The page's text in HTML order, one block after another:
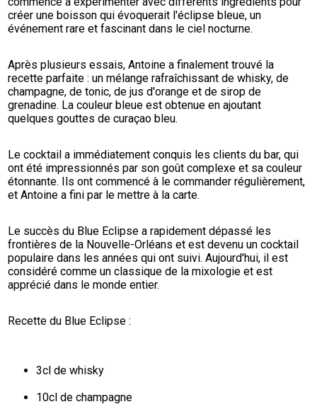
créer une boisson qui évoquerait l'éclipse bleue, un
événement rare et fascinant dans le ciel nocturne.
Après plusieurs essais, Antoine a finalement trouvé la
recette parfaite : un mélange rafraîchissant de whisky, de
champagne, de tonic, de jus d'orange et de sirop de
grenadine. La couleur bleue est obtenue en ajoutant
quelques gouttes de curaçao bleu.
Le cocktail a immédiatement conquis les clients du bar, qui
ont été impressionnés par son goût complexe et sa couleur
étonnante. Ils ont commencé à le commander régulièrement,
et Antoine a fini par le mettre à la carte.
Le succès du Blue Eclipse a rapidement dépassé les
frontières de la Nouvelle-Orléans et est devenu un cocktail
populaire dans les années qui ont suivi. Aujourd'hui, il est
considéré comme un classique de la mixologie et est
apprécié dans le monde entier.
Recette du Blue Eclipse :
3cl de whisky
10cl de champagne